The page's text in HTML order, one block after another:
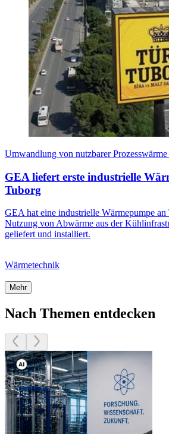
Umwandlung von nutzbarer
GEA liefert erste industrielle
Tuborg
GEA hat eine industrielle Wärmepumpe
Nutzung von Abwärme aus der
geliefert und installiert.
Wärmetechnik
Mehr
Nach Themen entdecken